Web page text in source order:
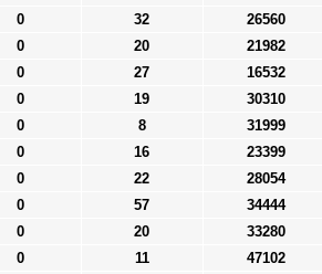
0 32 26560
0 20 21982
0 27 16532
0 19 30310
0 8 31999
0 16 23399
0 22 28054
0 57 34444
0 20 33280
0 11 47102